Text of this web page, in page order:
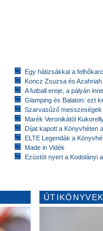
Egy hátizsákkal a
Koncz Zsuzsa és
A futball ereje, a pályán
Glamping és Balaton: ezt
Szarvasűző messzeségek
Marék Veronikától
Díjat kapott a Könyvhéten
ELTE Legendák a
Made in Vidék
Ezüstöt nyert a Kodolányi